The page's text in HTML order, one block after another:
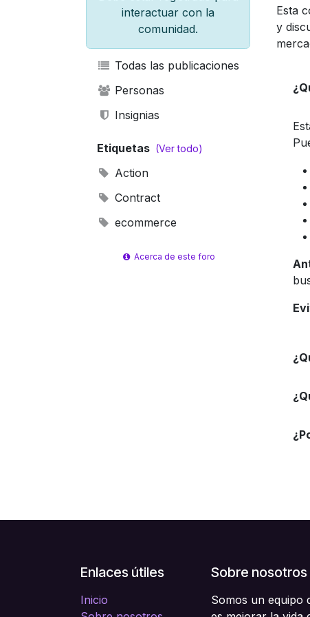
interactuar con la
comunidad.
Todas las publicaciones
Personas
Insignias
Etiquetas (Ver todo)
Action
Contract
ecommerce
Acerca de este foro
Esta
y
Enlaces útiles
Inicio
Sobre nosotros
Somos un equipo